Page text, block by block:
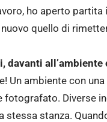
ho aperto partita
quello di
davanti
Un ambiente con
fotografato. Diverse
stanza.